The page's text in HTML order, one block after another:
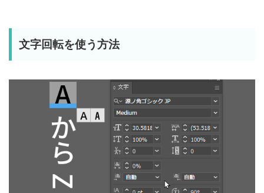
文字回転を使う方法